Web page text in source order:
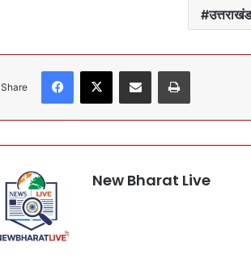
Share
New Bharat Live